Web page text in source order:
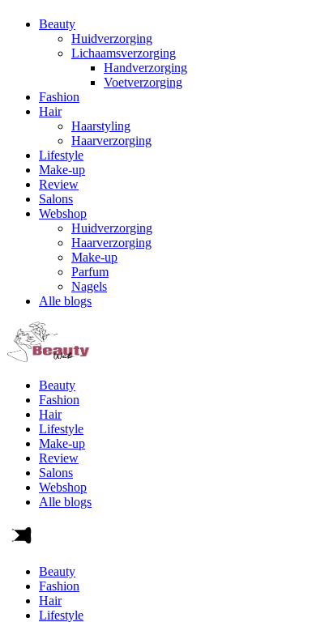
Beauty
Huidverzorging
Lichaamsverzorging
Handverzorging
Voetverzorging
Fashion
Hair
Haarstyling
Haarverzorging
Lifestyle
Make-up
Review
Salons
Webshop
Huidverzorging
Haarverzorging
Make-up
Parfum
Nagels
Alle blogs
Beauty
Fashion
Hair
Lifestyle
Make-up
Review
Salons
Webshop
Alle blogs
Beauty
Fashion
Hair
Lifestyle